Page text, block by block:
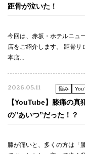
距骨が泣いた！
今回は、赤坂・ホテルニュ
店をご紹介します。 距骨
本店...
2026.05.11 悩み
【YouTube】膝痛の真
の”あいつ”だった！？
膝が痛いと、多くの方は「